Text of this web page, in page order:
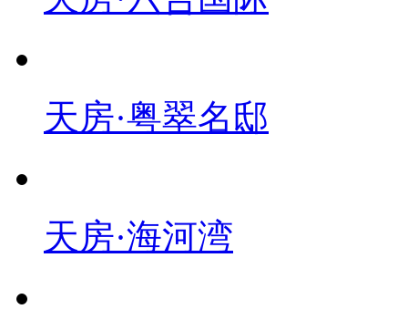
天房·粤翠名邸
天房·海河湾